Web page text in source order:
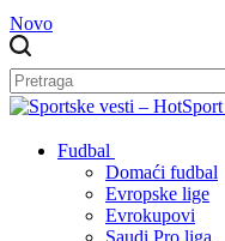
Novo
Fudbal
Domaći fudbal
Evropske lige
Evrokupovi
Saudi Pro liga